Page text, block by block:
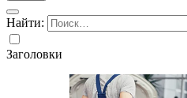
Найти:
Заголовки